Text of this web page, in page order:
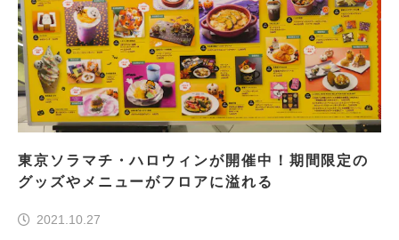
東京ソラマチ・ハロウィンが開催中！期間限定の
グッズやメニューがフロアに溢れる
2021.10.27